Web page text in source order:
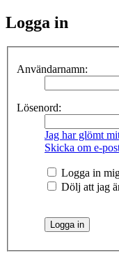
Logga in
Användarnamn:
Lösenord:
Jag har glömt
Skicka om e-
Logga in
Dölj att jag